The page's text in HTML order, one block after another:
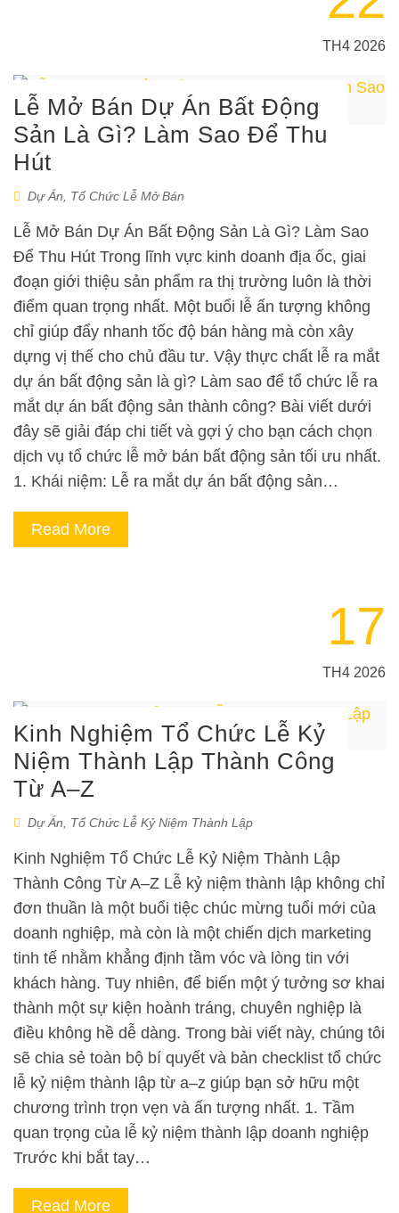
TH4 2026
Lễ Mở Bán Dự Án Bất Động
Sản Là Gì? Làm Sao Để Thu
Hút
Dự Án, Tổ Chức Lễ Mở Bán
Lễ Mở Bán Dự Án Bất Động Sản Là Gì? Làm Sao
Để Thu Hút Trong lĩnh vực kinh doanh địa ốc, giai
đoạn giới thiệu sản phẩm ra thị trường luôn là thời
điểm quan trọng nhất. Một buổi lễ ấn tượng không
chỉ giúp đẩy nhanh tốc độ bán hàng mà còn xây
dựng vị thế cho chủ đầu tư. Vậy thực chất lễ ra mắt
dự án bất động sản là gì? Làm sao để tổ chức lễ ra
mắt dự án bất động sản thành công? Bài viết dưới
đây sẽ giải đáp chi tiết và gợi ý cho bạn cách chọn
dịch vụ tổ chức lễ mở bán bất động sản tối ưu nhất.
1. Khái niệm: Lễ ra mắt dự án bất động sản…
Read More
17
TH4 2026
Kinh Nghiệm Tổ Chức Lễ Kỷ
Niệm Thành Lập Thành Công
Từ A–Z
Dự Án, Tổ Chức Lễ Kỷ Niệm Thành Lập
Kinh Nghiệm Tổ Chức Lễ Kỷ Niệm Thành Lập
Thành Công Từ A–Z Lễ kỷ niệm thành lập không chỉ
đơn thuần là một buổi tiệc chúc mừng tuổi mới của
doanh nghiệp, mà còn là một chiến dịch marketing
tinh tế nhằm khẳng định tầm vóc và lòng tin với
khách hàng. Tuy nhiên, để biến một ý tưởng sơ khai
thành một sự kiện hoành tráng, chuyên nghiệp là
điều không hề dễ dàng. Trong bài viết này, chúng tôi
sẽ chia sẻ toàn bộ bí quyết và bản checklist tổ chức
lễ kỷ niệm thành lập từ a–z giúp bạn sở hữu một
chương trình trọn vẹn và ấn tượng nhất. 1. Tầm
quan trọng của lễ kỷ niệm thành lập doanh nghiệp
Trước khi bắt tay…
Read More